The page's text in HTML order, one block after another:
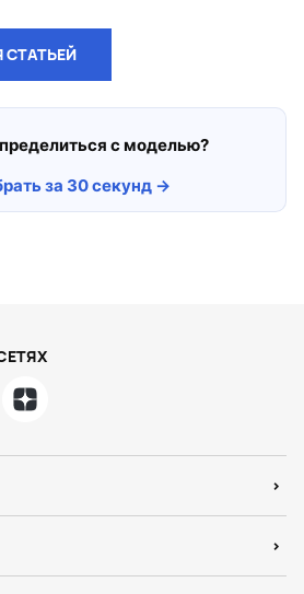
СТАТЬЕЙ
с моделью?
за 30 секунд →